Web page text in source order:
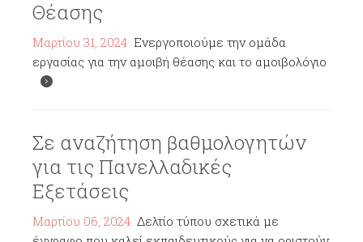
Θέασης
Μαρτίου 31, 2024 Ενεργοποιούμε την ομάδα
εργασίας για την αμοιβή θέασης και το αμοιβολόγιο
Σε αναζήτηση βαθμολογητών
για τις Πανελλαδικές
Εξετάσεις
Μαρτίου 06, 2024 Δελτίο τύπου σχετικά με